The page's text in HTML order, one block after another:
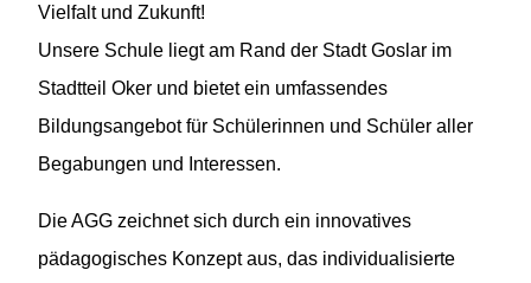
Vielfalt und Zukunft!
Unsere Schule liegt am Rand der Stadt Goslar im
Stadtteil Oker und bietet ein umfassendes
Bildungsangebot für Schülerinnen und Schüler aller
Begabungen und Interessen.
Die AGG zeichnet sich durch ein innovatives
pädagogisches Konzept aus, das individualisierte